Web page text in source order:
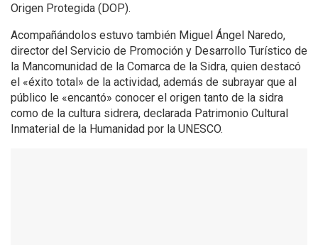
Origen Protegida (DOP).
Acompañándolos estuvo también Miguel Ángel Naredo,
director del Servicio de Promoción y Desarrollo Turístico de
la Mancomunidad de la Comarca de la Sidra, quien destacó
el «éxito total» de la actividad, además de subrayar que al
público le «encantó» conocer el origen tanto de la sidra
como de la cultura sidrera, declarada Patrimonio Cultural
Inmaterial de la Humanidad por la UNESCO.